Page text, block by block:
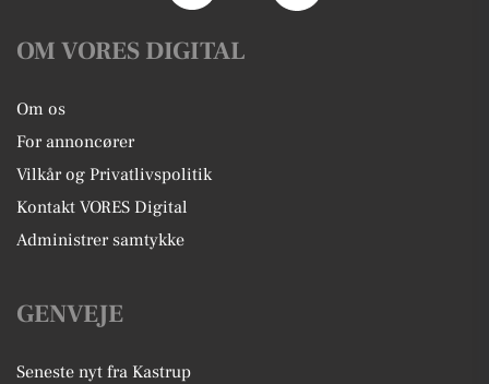
OM VORES DIGITAL
Om os
For annoncører
Vilkår og Privatlivspolitik
Kontakt VORES Digital
Administrer samtykke
GENVEJE
Seneste nyt fra Kastrup